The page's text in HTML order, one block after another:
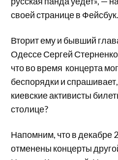
своей странице в Фейсбук.
Вторит ему и бывший
Одессе Сергей
что во время концерта
беспорядки и
киевские активисты
столице?
Напомним, что в декабре
отменены концерты